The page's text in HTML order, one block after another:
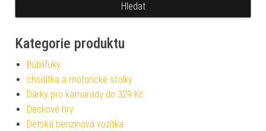
Kategorie produktu
Bublifuky
chodítka a motorické stolky
Dárky pro kamarády do 329 Kč
Deskové hry
Dětská benzínová vozítka